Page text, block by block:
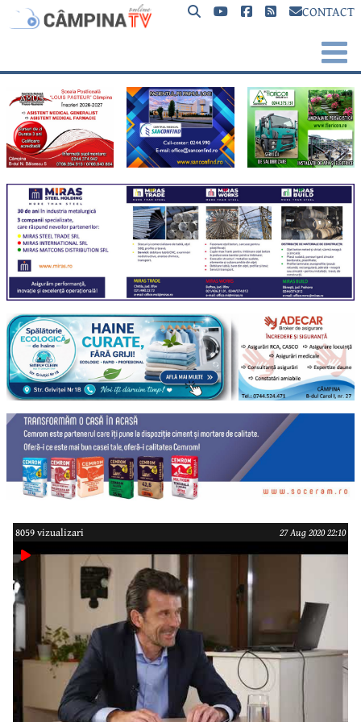
CONTACT
8059 vizualizari 27 Aug 2020 22:10